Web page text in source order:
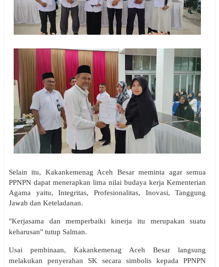
Selain itu, Kakankemenag Aceh Besar meminta agar semua
PPNPN dapat menerapkan lima nilai budaya kerja Kementerian
Agama yaitu, Integritas, Profesionalitas, Inovasi, Tanggung
Jawab dan Keteladanan.
"Kerjasama dan memperbaiki kinerja itu merupakan suatu
keharusan" tutup Salman.
Usai pembinaan, Kakankemenag Aceh Besar langsung
melakukan penyerahan SK secara simbolis kepada PPNPN